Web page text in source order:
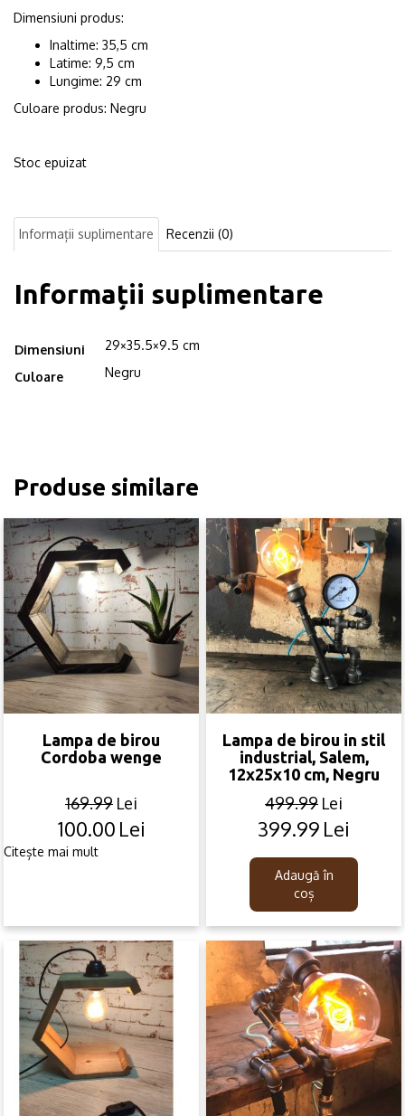
Dimensiuni produs:
Inaltime: 35,5 cm
Latime: 9,5 cm
Lungime: 29 cm
Culoare produs: Negru
Stoc epuizat
Informații suplimentare Recenzii (0)
Informații suplimentare
Dimensiuni 29×35.5×9.5 cm
Culoare Negru
Produse similare
Lampa de birou
Cordoba wenge
169.99 Lei
Original
100.00 Lei
Current
Citește mai mult
Lampa de birou in stil
industrial, Salem,
12x25x10 cm, Negru
499.99 Lei
Original
was:
499.99lei.
399.99 Lei
Current
is:
399.99lei.
Adaugă în
coș